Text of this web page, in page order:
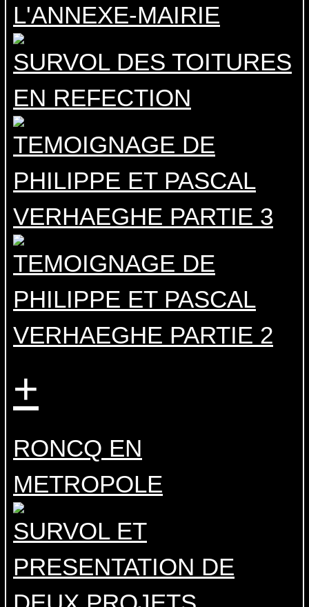
L'ANNEXE-MAIRIE
SURVOL DES TOITURES
EN REFECTION
TEMOIGNAGE DE
PHILIPPE ET PASCAL
VERHAEGHE PARTIE 3
TEMOIGNAGE DE
PHILIPPE ET PASCAL
VERHAEGHE PARTIE 2
+
RONCQ EN
METROPOLE
SURVOL ET
PRESENTATION DE